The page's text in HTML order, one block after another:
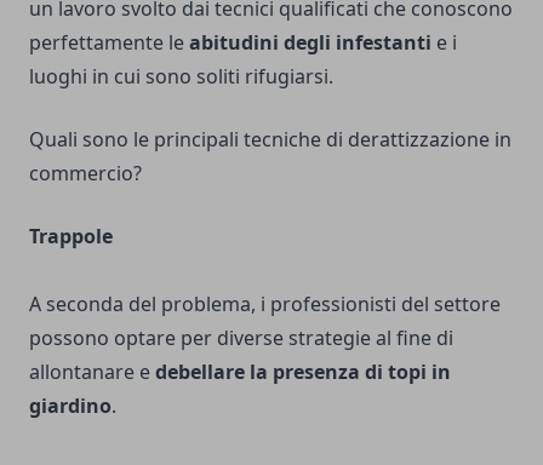
un lavoro svolto dai tecnici qualificati che conoscono
perfettamente leabitudini degli infestanti e i
luoghi in cui sono soliti rifugiarsi.
Quali sono le principali tecniche di derattizzazione in
commercio?
Trappole
A seconda del problema, i professionisti del settore
possono optare per diverse strategie al fine di
allontanare edebellare la presenza di topi in
giardino.